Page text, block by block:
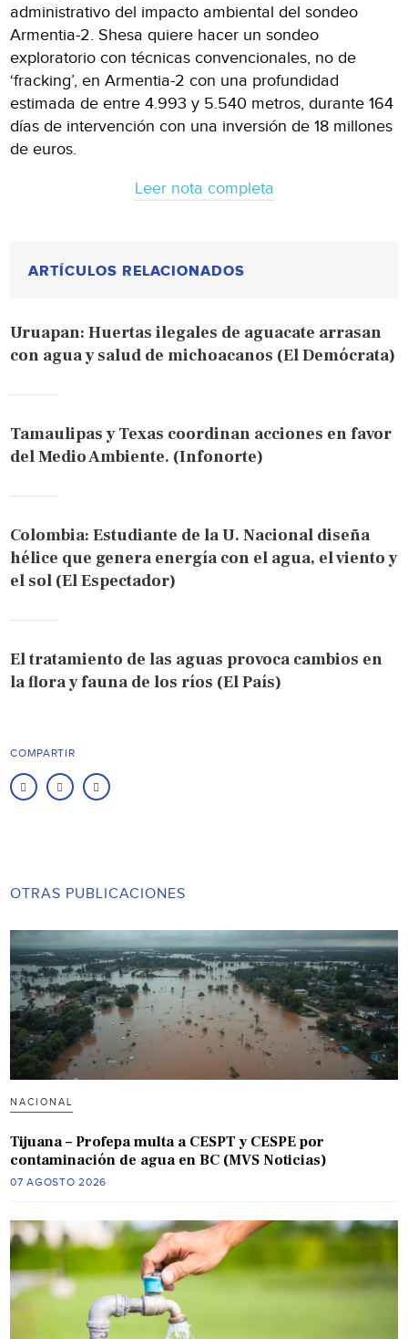
administrativo del impacto ambiental del sondeo
Armentia-2. Shesa quiere hacer un sondeo
exploratorio con técnicas convencionales, no de
‘fracking’, en Armentia-2 con una profundidad
estimada de entre 4.993 y 5.540 metros, durante 164
días de intervención con una inversión de 18 millones
de euros.
Leer nota completa
ARTÍCULOS RELACIONADOS
Uruapan: Huertas ilegales de aguacate arrasan
con agua y salud de michoacanos (El Demócrata)
Tamaulipas y Texas coordinan acciones en favor
del Medio Ambiente. (Infonorte)
Colombia: Estudiante de la U. Nacional diseña
hélice que genera energía con el agua, el viento y
el sol (El Espectador)
El tratamiento de las aguas provoca cambios en
la flora y fauna de los ríos (El País)
COMPARTIR
OTRAS PUBLICACIONES
NACIONAL
Tijuana – Profepa multa a CESPT y CESPE por
contaminación de agua en BC (MVS Noticias)
07 AGOSTO 2026